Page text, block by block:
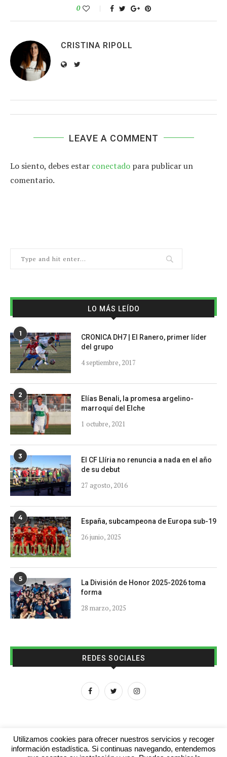
0
CRISTINA RIPOLL
LEAVE A COMMENT
Lo siento, debes estar conectado para publicar un
comentario.
LO MÁS LEÍDO
1
CRONICA DH7 | El Ranero, primer líder
del grupo
4 septiembre, 2017
2
Elías Benali, la promesa argelino-
marroquí del Elche
1 octubre, 2021
3
El CF Llíria no renuncia a nada en el año
de su debut
27 agosto, 2016
4 España, subcampeona de Europa sub-19
26 junio, 2025
5
La División de Honor 2025-2026 toma
forma
28 marzo, 2025
REDES SOCIALES
Utilizamos cookies para ofrecer nuestros servicios y recoger
información estadística. Si continuas navegando, entendemos